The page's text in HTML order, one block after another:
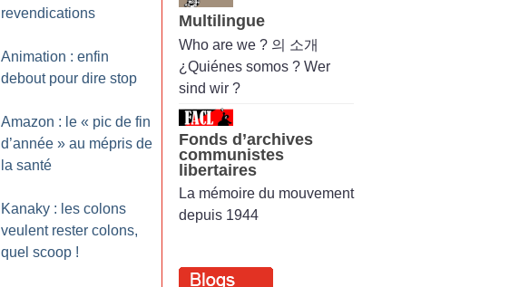
revendications
Animation : enfin
debout pour dire stop
Amazon : le « pic de fin
d’année » au mépris de
la santé
Kanaky : les colons
veulent rester colons,
quel scoop !
Multilingue
Who are we ? 의 소개
¿Quiénes somos ? Wer
sind wir ?
Fonds d’archives
communistes
libertaires
La mémoire du mouvement
depuis 1944